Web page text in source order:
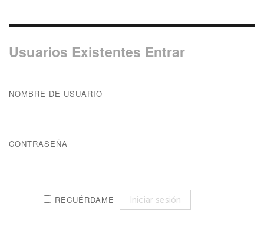
Usuarios Existentes Entrar
NOMBRE DE USUARIO
CONTRASEÑA
RECUÉRDAME